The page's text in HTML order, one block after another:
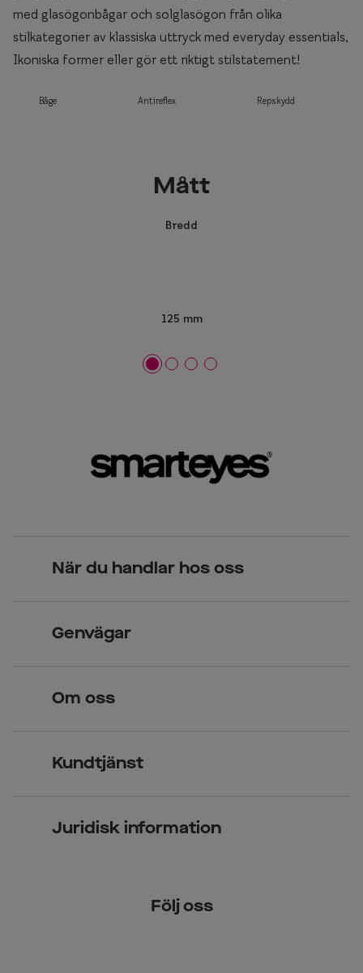
med glasögonbågar och solglasögon från olika
stilkategorier av klassiska uttryck med everyday essentials,
Ikoniska former eller gör ett riktigt stilstatement!
Båge Antireflex Repskydd
Mått
Bredd
125 mm
När du handlar hos oss
Över 70 butiker
Genvägar
Kontaktlinser
Om oss
Kundtjänst
Juridisk information
Följ oss